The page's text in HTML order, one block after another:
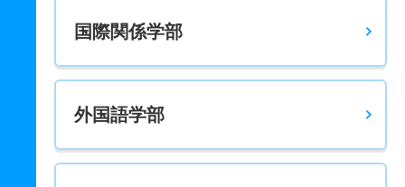
46人 5倍 3.10倍 715人 704人 141人 49
健康スポーツ社会学科 一般 中期日程３科目型
国際関係学部
外国語学部